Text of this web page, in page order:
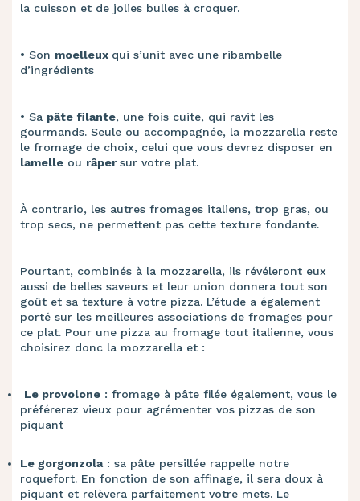
la cuisson et de jolies bulles à croquer.
• ​Son moelleux qui s’unit avec une ribambelle
d’ingrédients
• ​Sa pâte filante, une fois cuite, qui ravit les
gourmands. Seule ou accompagnée, la mozzarella reste
le fromage de choix, celui que vous devrez disposer en
lamelle ou râper sur votre plat.
À contrario, les autres fromages italiens, trop gras, ou
trop secs, ne permettent pas cette texture fondante.
Pourtant, combinés à la mozzarella, ils révéleront eux
aussi de belles saveurs et leur union donnera tout son
goût et sa texture à votre pizza. L’étude a également
porté sur les meilleures associations de fromages pour
ce plat. Pour une pizza au fromage tout italienne, vous
choisirez donc la mozzarella et :
Le provolone : fromage à pâte filée également, vous le
préférerez vieux pour agrémenter vos pizzas de son
piquant
Le gorgonzola: sa pâte persillée rappelle notre
roquefort. En fonction de son affinage, il sera doux à
piquant et relèvera parfaitement votre mets. Le